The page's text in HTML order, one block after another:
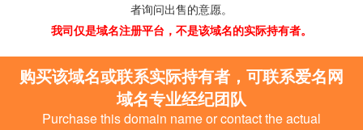
者询问出售的意愿。
我司仅是域名注册平台，不是该域名的实际持有者。
购买该域名或联系实际持有者，可联系爱名网
域名专业经纪团队
Purchase this domain name or contact the actual